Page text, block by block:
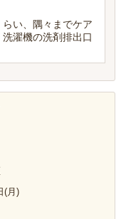
い、隅々までケア
濯機の洗剤排出口
(月)